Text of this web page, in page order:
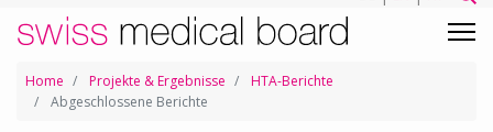
Home Projekte & Ergebnisse
HTA-Berichte
Abgeschlossene Berichte